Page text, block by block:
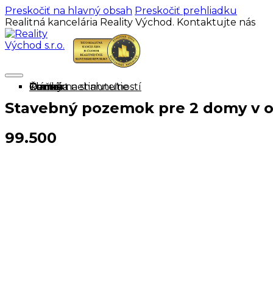
Preskočiť na hlavný obsah Preskočiť prehliadku
Realitná kancelária Reality Východ. Kontaktujte nás
Domov
Ponuka nehnuteľností
Cenník
O mne
Tlačivá na stiahnutie
Články
Kontakt
Stavebný pozemok pre 2 domy v
99.500